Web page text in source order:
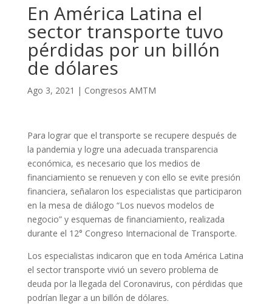
En América Latina el
sector transporte tuvo
pérdidas por un billón
de dólares
Ago 3, 2021 | Congresos AMTM
Para lograr que el transporte se recupere después de
la pandemia y logre una adecuada transparencia
económica, es necesario que los medios de
financiamiento se renueven y con ello se evite presión
financiera, señalaron los especialistas que participaron
en la mesa de diálogo “Los nuevos modelos de
negocio” y esquemas de financiamiento, realizada
durante el 12° Congreso Internacional de Transporte.
Los especialistas indicaron que en toda América Latina
el sector transporte vivió un severo problema de
deuda por la llegada del Coronavirus, con pérdidas que
podrían llegar a un billón de dólares.